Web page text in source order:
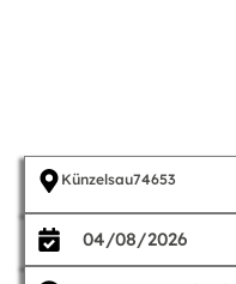
Künzelsau74653
04/08/2026